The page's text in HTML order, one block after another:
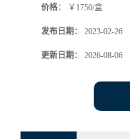
价格： ￥1750/盒
发布日期： 2023-02-26
更新日期： 2026-08-06